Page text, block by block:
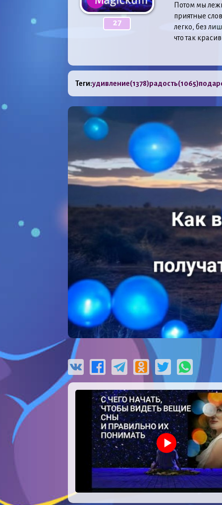
27
Потом мы
приятные
легко, без
что так
Теги:удивление(1378)радость(1065)